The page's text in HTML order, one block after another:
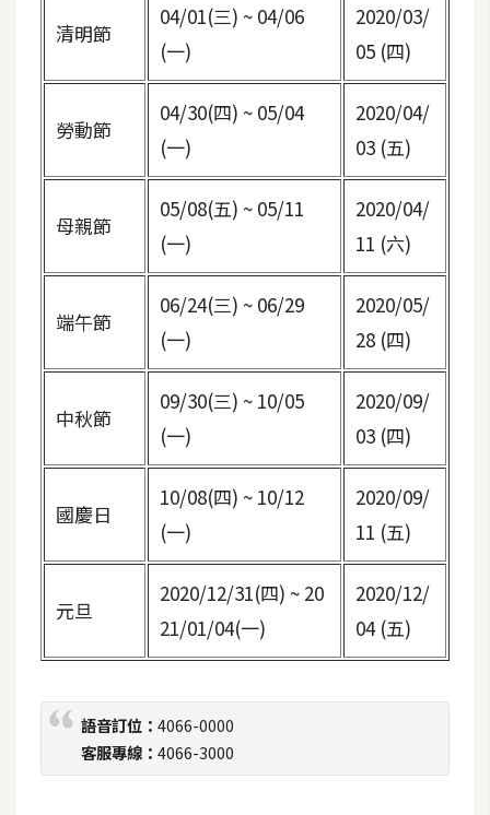
金
物
設
機
網
S
O
空
間
清明節
04/01(三) ~ 04/06
(一)
2020/03/
05 (四)
勞動節
04/30(四) ~ 05/04
(一)
2020/04/
03 (五)
母親節
05/08(五) ~ 05/11
(一)
2020/04/
11 (六)
端午節
06/24(三) ~ 06/29
(一)
2020/05/
28 (四)
中秋節
09/30(三) ~ 10/05
(一)
2020/09/
03 (四)
國慶日
10/08(四) ~ 10/12
(一)
2020/09/
11 (五)
元旦
2020/12/31(四) ~ 20
21/01/04(一)
2020/12/
04 (五)
語音訂位： 4066-0000
客服專線： 4066-3000